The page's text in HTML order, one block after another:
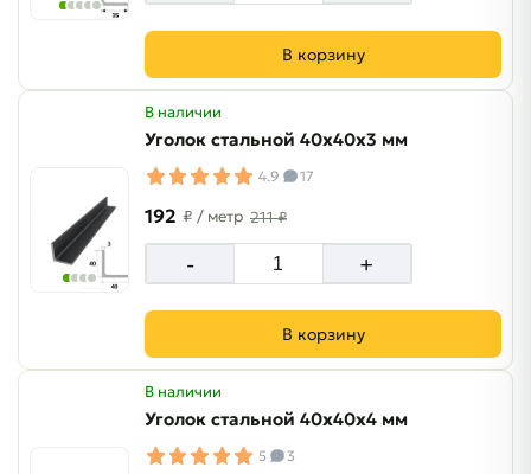
В корзину
В наличии
Уголок стальной 40х40х3 мм
4.9 17
192 ₽ / метр 211 ₽
- +
В корзину
В наличии
Уголок стальной 40х40х4 мм
5 3